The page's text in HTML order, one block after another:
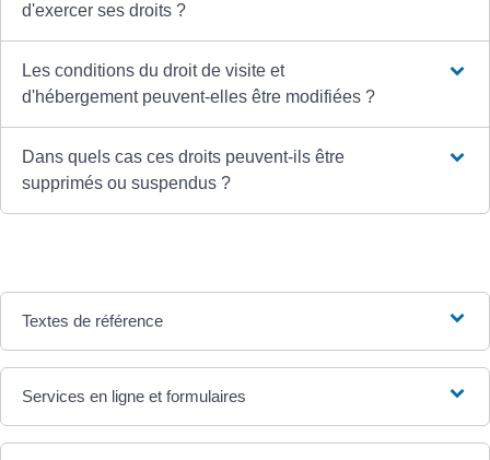
d'exercer ses droits ?
Les conditions du droit de visite et
d'hébergement peuvent-elles être modifiées ?
Dans quels cas ces droits peuvent-ils être
supprimés ou suspendus ?
Textes de référence
Services en ligne et formulaires